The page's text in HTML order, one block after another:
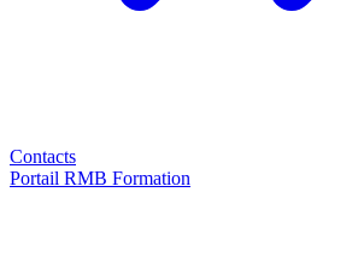
Contacts
Portail RMB Formation